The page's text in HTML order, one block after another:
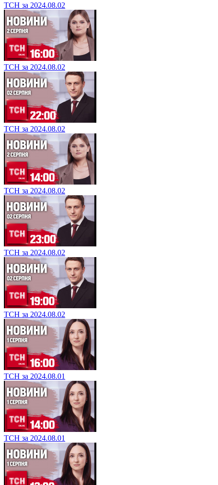
ТСН за 2024.08.02
ТСН за 2024.08.02
ТСН за 2024.08.02
ТСН за 2024.08.02
ТСН за 2024.08.02
ТСН за 2024.08.02
ТСН за 2024.08.01
ТСН за 2024.08.01